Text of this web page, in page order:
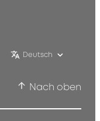
Deutsch
Nach oben